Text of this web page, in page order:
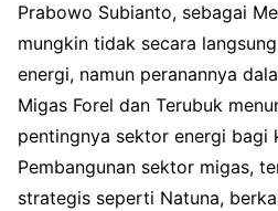
Prabowo Subianto, sebagai
mungkin tidak secara
energi, namun peranannya
Migas Forel dan Terubuk
pentingnya sektor energi bagi
Pembangunan sektor migas,
strategis seperti Natuna,